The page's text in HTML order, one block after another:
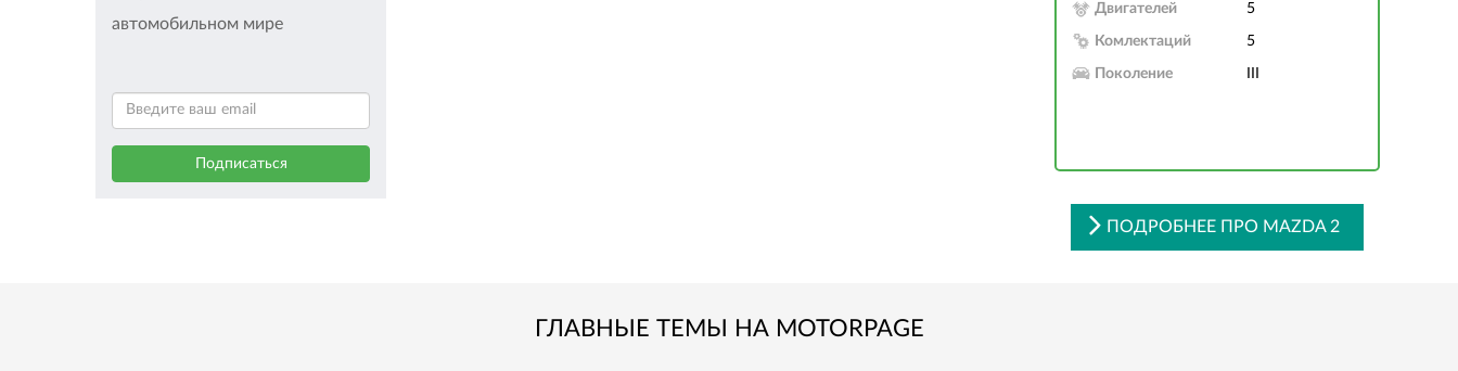
автомобильном мире
Двигателей 5
Комлектаций 5
Поколение
ПОДРОБНЕЕ ПРО MAZDA 2
ГЛАВНЫЕ ТЕМЫ НА MOTORPAGE